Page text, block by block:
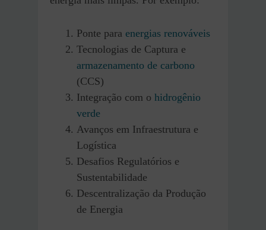
Ponte para energias renováveis
Tecnologias de Captura e
armazenamento de carbono
(CCS)
Integração com o hidrogênio
verde
Avanços em Infraestrutura e
Logística
Desafios Regulatórios e
Sustentabilidade
Descentralização da Produção
de Energia